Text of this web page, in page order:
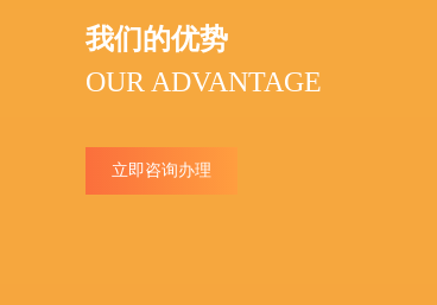
我们的优势
OUR ADVANTAGE
立即咨询办理